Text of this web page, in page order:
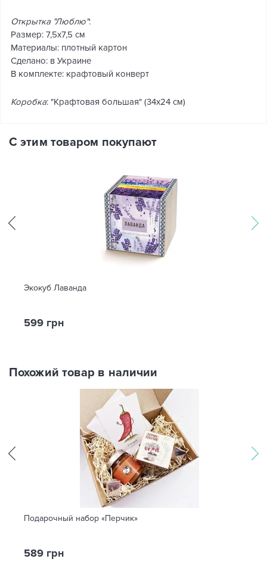
Открытка "Люблю":
Размер: 7,5х7,5 см
Материалы: плотный картон
Сделано: в Украине
В комплекте: крафтовый конверт
Коробка: "Крафтовая большая" (34х24 см)
С этим товаром покупают
Экокуб Лаванда
599 грн
Похожий товар в наличии
Подарочный набор «Перчик»
589 грн